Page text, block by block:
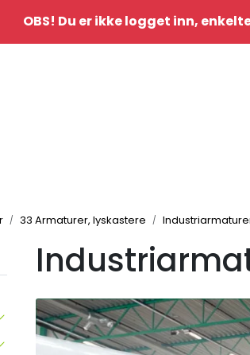
idè&inspoOBS! Du er ikke logget inn,
33 Armaturer, lyskastere